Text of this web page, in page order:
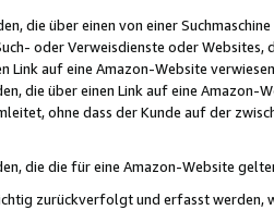
die über einen von einer
oder Verweisdienste oder Websites,
Link auf eine Amazon-Website
die über einen Link auf eine
ohne dass der Kunde auf der
die die für eine Amazon-Website
zurückverfolgt und erfasst werden,